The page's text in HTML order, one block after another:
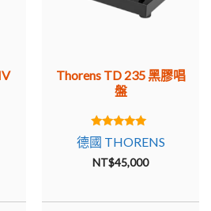
驅動的內盤。該原理已被證明非常
帶有其他唱臂的變體，並且仍然大
中期，所有後續型號都保留了帶錐
理，這是第一次使用的原理。
MK II (1968 – 1975)
125 沿用了 TD 124。他從 TD
Thorens TD 235 黑膠唱
盤
5.00
out of 5
德國 THORENS
NT$45,000